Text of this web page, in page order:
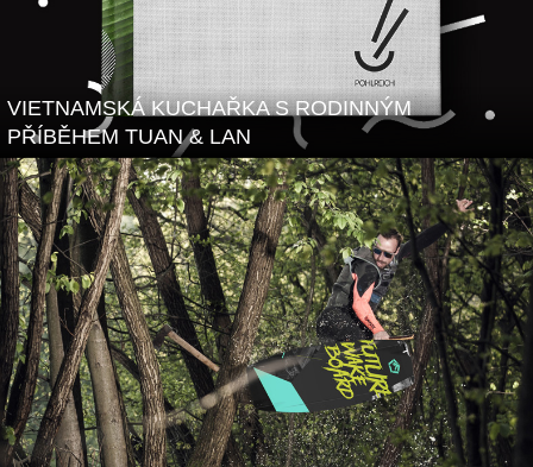
VIETNAMSKÁ KUCHAŘKA S RODINNÝM
PŘÍBĚHEM TUAN & LAN